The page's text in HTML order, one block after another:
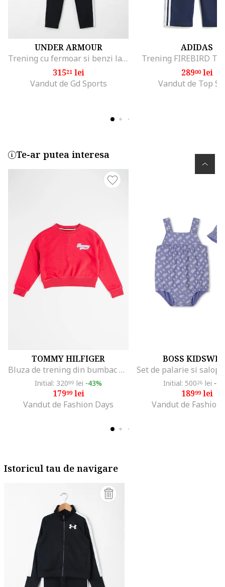
UNDER ARMOUR
Trening cu fermoar si benzi laterale contrastante pentru fitness21`, Negru
31521lei
Vandut de Gd Sports
ADIDAS
Trening FIREBIRD TS
28900lei
Vandut de Top
Te-ar putea interesa
TOMMY HILFIGER
Bluza de trening din bumbac organic cu logo, Roz zmeuriu
Initial: 32099 lei -43%
17999lei
Vandut de Fashion Days
BOSS
Initial: 50026 lei -
18999lei
Vandut de Fashion
Istoricul tau de navigare